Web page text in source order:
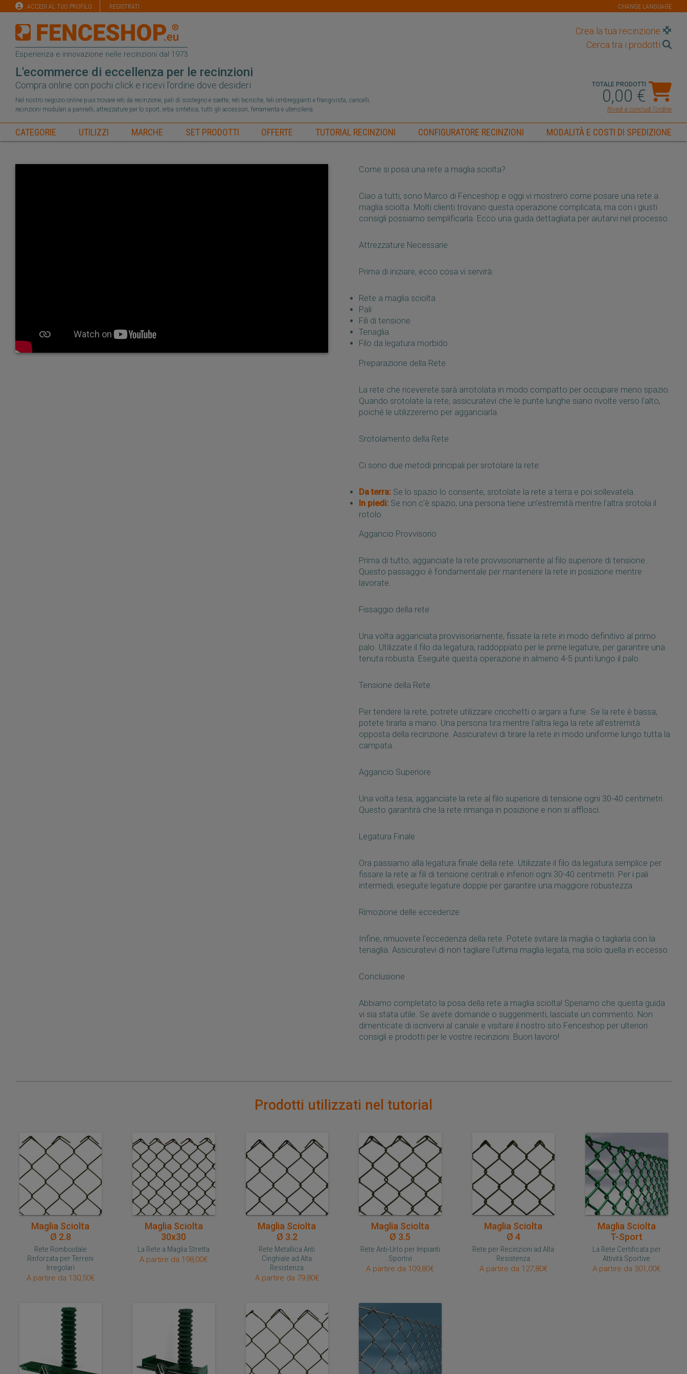
ACCEDI AL TUO PROFILO REGISTRATI CHANGE LANGUAGE
Esperienza e innovazione nelle recinzioni dal 1973
L'ecommerce di eccellenza per le recinzioni
Compra online con pochi click e ricevi l’ordine dove desideri
Nel nostro negozio online puoi trovare reti da recinzione, pali di sostegno e saette, reti tecniche, teli ombreggianti e frangivista, cancelli,
recinzioni modulari a pannelli, attrezzature per lo sport, erba sintetica, tutti gli accessori, ferramenta e utensileria.
Crea la tua recinzione
Cerca tra i prodotti
TOTALE PRODOTTI
0,00 €
Rivedi e concludi l'ordine
CATEGORIE UTILIZZI MARCHE SET PRODOTTI OFFERTE TUTORIAL RECINZIONI CONFIGURATORE RECINZIONI MODALITÀ E COSTI DI SPEDIZIONE
Come si posa una rete a maglia sciolta?
Ciao a tutti, sono Marco di Fenceshop e oggi vi mostrero come posare una rete a
maglia sciolta. Molti clienti trovano questa operazione complicata, ma con i giusti
consigli possiamo semplificarla. Ecco una guida dettagliata per aiutarvi nel processo.
Attrezzature Necessarie
Prima di iniziare, ecco cosa vi servirà:
Rete a maglia sciolta
Pali
Fili di tensione
Tenaglia
Filo da legatura morbido
Preparazione della Rete
La rete che riceverete sarà arrotolata in modo compatto per occupare meno spazio.
Quando srotolate la rete, assicuratevi che le punte lunghe siano rivolte verso l'alto,
poiché le utilizzeremo per agganciarla.
Srotolamento della Rete
Ci sono due metodi principali per srotolare la rete:
Da terra: Se lo spazio lo consente, srotolate la rete a terra e poi sollevatela.
In piedi: Se non c'è spazio, una persona tiene un'estremità mentre l'altra srotola il
rotolo.
Aggancio Provvisorio
Prima di tutto, agganciate la rete provvisoriamente al filo superiore di tensione.
Questo passaggio è fondamentale per mantenere la rete in posizione mentre
lavorate.
Fissaggio della rete
Una volta agganciata provvisoriamente, fissate la rete in modo definitivo al primo
palo. Utilizzate il filo da legatura, raddoppiato per le prime legature, per garantire una
tenuta robusta. Eseguite questa operazione in almeno 4-5 punti lungo il palo.
Tensione della Rete
Per tendere la rete, potrete utilizzare cricchetti o argani a fune. Se la rete è bassa,
potete tirarla a mano. Una persona tira mentre l'altra lega la rete all'estremità
opposta della recinzione. Assicuratevi di tirare la rete in modo uniforme lungo tutta la
campata.
Aggancio Superiore
Una volta tesa, agganciate la rete al filo superiore di tensione ogni 30-40 centimetri.
Questo garantirà che la rete rimanga in posizione e non si afflosci.
Legatura Finale
Ora passiamo alla legatura finale della rete. Utilizzate il filo da legatura semplice per
fissare la rete ai fili di tensione centrali e inferiori ogni 30-40 centimetri. Per i pali
intermedi, eseguite legature doppie per garantire una maggiore robustezza.
Rimozione delle eccedenze
Infine, rimuovete l'eccedenza della rete. Potete svitare la maglia o tagliarla con la
tenaglia. Assicuratevi di non tagliare l'ultima maglia legata, ma solo quella in eccesso.
Conclusione
Abbiamo completato la posa della rete a maglia sciolta! Speriamo che questa guida
vi sia stata utile. Se avete domande o suggerimenti, lasciate un commento. Non
dimenticate di iscrivervi al canale e visitare il nostro sito Fenceshop per ulteriori
consigli e prodotti per le vostre recinzioni. Buon lavoro!
Prodotti utilizzati nel tutorial
Acquisto veloce
Maglia Sciolta
Ø 2.8
Rete Romboidale
Rinforzata per Terreni
Irregolari
A partire da 130,50€
Acquisto veloce
Maglia Sciolta
30x30
La Rete a Maglia Stretta
A partire da 198,00€
Acquisto veloce
Maglia Sciolta
Ø 3.2
Rete Metallica Anti
Cinghiale ad Alta
Resistenza
A partire da 79,80€
Acquisto veloce
Maglia Sciolta
Ø 3.5
Rete Anti-Urto per Impianti
Sportivi
A partire da 109,80€
Acquisto veloce
Maglia Sciolta
Ø 4
Rete per Recinzioni ad Alta
Resistenza
A partire da 127,80€
Acquisto veloce
Maglia Sciolta
T-Sport
La Rete Certificata per
Attività Sportive
A partire da 301,00€